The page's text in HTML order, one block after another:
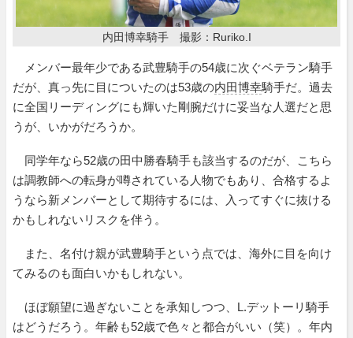
内田博幸騎手 撮影：Ruriko.I
メンバー最年少である武豊騎手の54歳に次ぐベテラン騎手
だが、真っ先に目についたのは53歳の内田博幸騎手だ。過去
に全国リーディングにも輝いた剛腕だけに妥当な人選だと思
うが、いかがだろうか。
同学年なら52歳の田中勝春騎手も該当するのだが、こちら
は調教師への転身が噂されている人物でもあり、合格するよ
うなら新メンバーとして期待するには、入ってすぐに抜ける
かもしれないリスクを伴う。
また、名付け親が武豊騎手という点では、海外に目を向け
てみるのも面白いかもしれない。
ほぼ願望に過ぎないことを承知しつつ、L.デットーリ騎手
はどうだろう。年齢も52歳で色々と都合がいい（笑）。年内